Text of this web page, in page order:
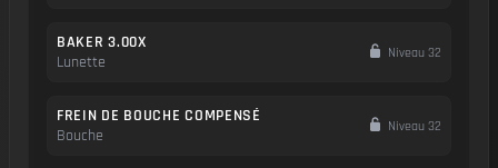
BAKER 3.00X
Lunette
Niveau 32
FREIN DE BOUCHE COMPENSÉ
Bouche
Niveau 32